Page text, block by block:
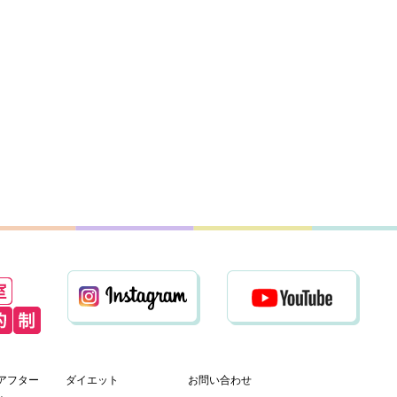
フター
ダイエット お問い合わせ